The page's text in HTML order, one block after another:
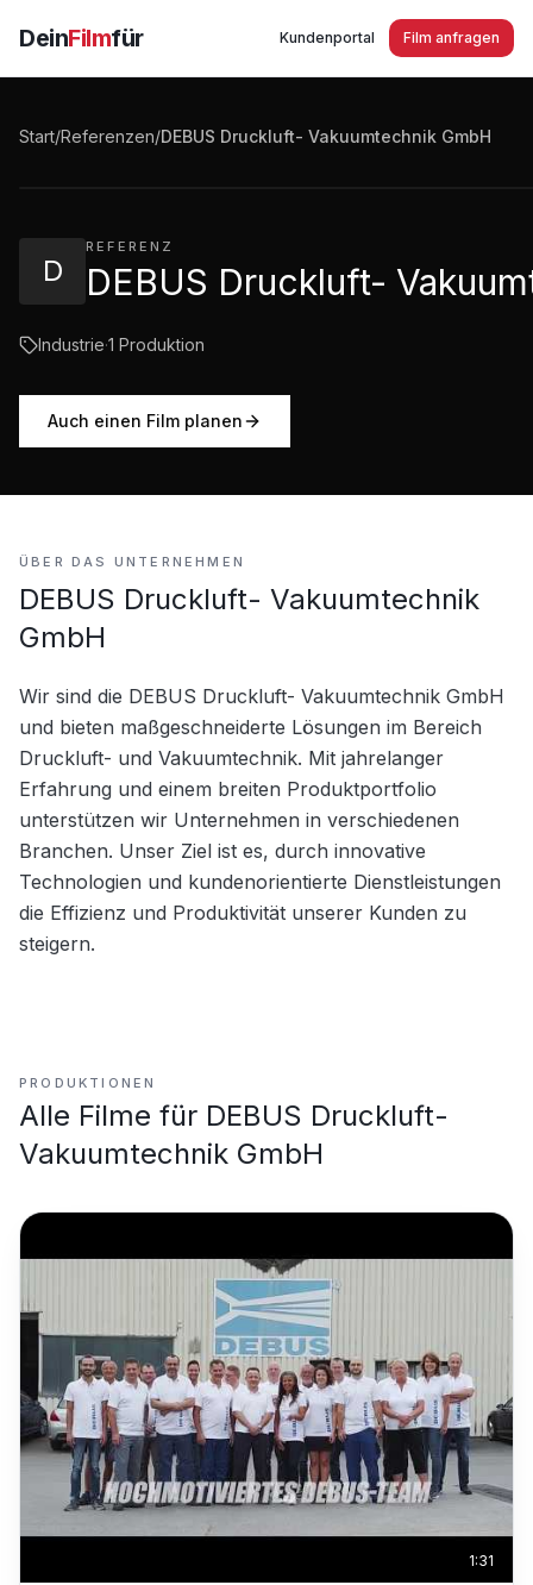
DeinFilmfür Kundenportal Film anfragen
Start/Referenzen/DEBUS Druckluft- Vakuumtechnik GmbH
D
REFERENZ
DEBUS Druckluft-
Industrie·1 Produktion
Auch einen Film planen
DEBUS Druckluft- Vakuumtechnik GmbH Imagefilm
ÜBER DAS UNTERNEHMEN
DEBUS Druckluft- Vakuumtechnik
GmbH
Wir sind die DEBUS Druckluft- Vakuumtechnik GmbH
und bieten maßgeschneiderte Lösungen im Bereich
Druckluft- und Vakuumtechnik. Mit jahrelanger
Erfahrung und einem breiten Produktportfolio
unterstützen wir Unternehmen in verschiedenen
Branchen. Unser Ziel ist es, durch innovative
Technologien und kundenorientierte Dienstleistungen
die Effizienz und Produktivität unserer Kunden zu
steigern.
PRODUKTIONEN
Alle Filme für DEBUS Druckluft-
Vakuumtechnik GmbH
1:31